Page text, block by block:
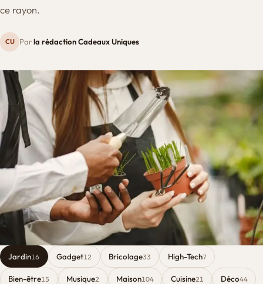
ce rayon.
CU Parla rédaction Cadeaux Uniques
Jardin16 Gadget12 Bricolage33 High-Tech7
Bien-être15 Musique2 Maison104 Cuisine21 Déco44